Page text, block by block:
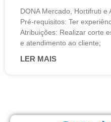
DONA Mercado, Hortifruti e
Pré-requisitos: Ter
Atribuições: Realizar corte
e atendimento ao cliente;
LER MAIS